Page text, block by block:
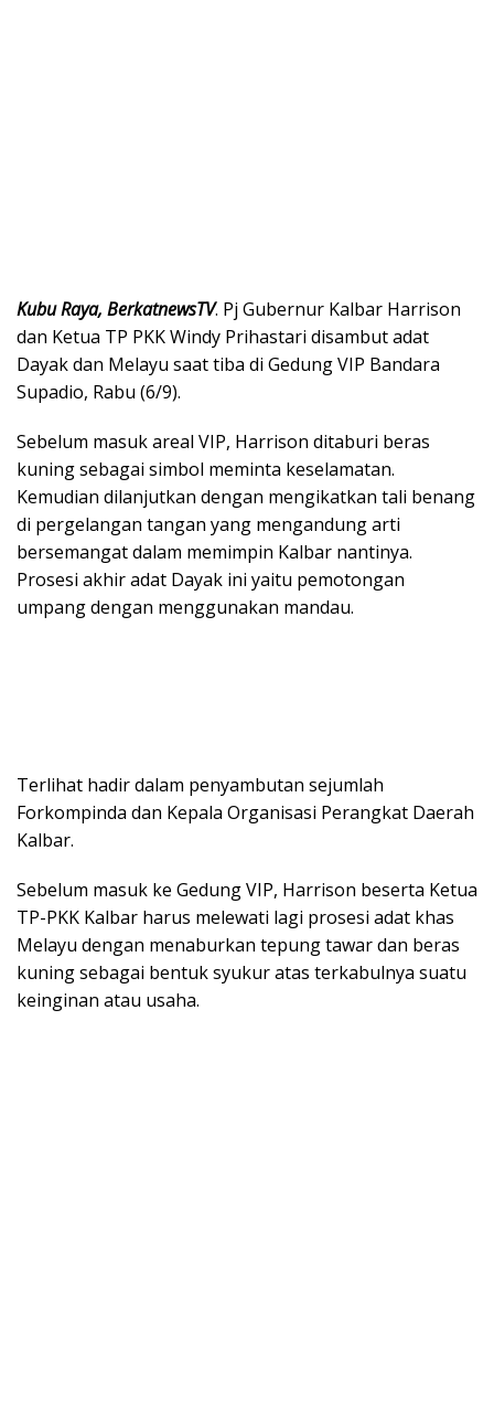
Kubu Raya, BerkatnewsTV. Pj Gubernur Kalbar Harrison
dan Ketua TP PKK Windy Prihastari disambut adat
Dayak dan Melayu saat tiba di Gedung VIP Bandara
Supadio, Rabu (6/9).
Sebelum masuk areal VIP, Harrison ditaburi beras
kuning sebagai simbol meminta keselamatan.
Kemudian dilanjutkan dengan mengikatkan tali benang
di pergelangan tangan yang mengandung arti
bersemangat dalam memimpin Kalbar nantinya.
Prosesi akhir adat Dayak ini yaitu pemotongan
umpang dengan menggunakan mandau.
Terlihat hadir dalam penyambutan sejumlah
Forkompinda dan Kepala Organisasi Perangkat Daerah
Kalbar.
Sebelum masuk ke Gedung VIP, Harrison beserta Ketua
TP-PKK Kalbar harus melewati lagi prosesi adat khas
Melayu dengan menaburkan tepung tawar dan beras
kuning sebagai bentuk syukur atas terkabulnya suatu
keinginan atau usaha.